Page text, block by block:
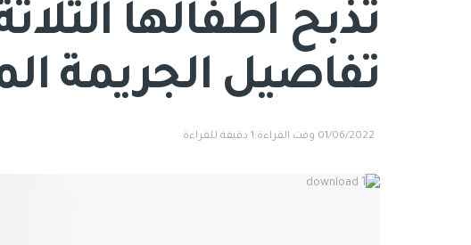
تذبح أطفالها
تفاصيل الجريمة
01/06/2022 وقت القراءة:1 دقيقة للقراءة